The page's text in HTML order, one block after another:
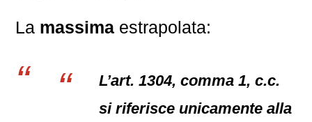
La massima estrapolata:
L’art. 1304, comma 1, c.c.
si riferisce unicamente alla